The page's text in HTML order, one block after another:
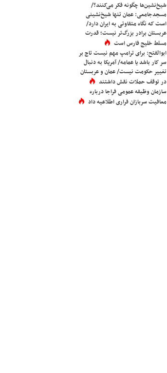
شیخ‌نشین‌ها چگونه فکر می‌کنند؟/
مسجدجامعی: عمان تنها شیخ‌نشینی
است که نگاه متفاوتی به ایران دارد/
عربستان برادر بزرگ‌تر نیست؛ قدرت
مسلط خلیج فارس است
ابوالفتح: برای ترامپ مهم نیست تاج بر
سر کار باشد یا عمامه/ آمریکا به دنبال
تغییر حکومت نیست/ عمان و عربستان
در توقف حملات نقش داشتند
سازمان وظیفه عمومی فراجا درباره
معافیت سربازان فراری اطلاعیه داد